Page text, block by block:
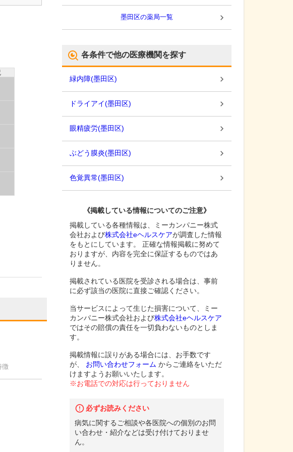
徴
墨田区の薬局一覧
各条件で他の医療機関を探す
緑内障(墨田区)
ドライアイ(墨田区)
眼精疲労(墨田区)
ぶどう膜炎(墨田区)
色覚異常(墨田区)
《掲載している情報についてのご注意》
掲載している各種情報は、ミーカンパニー株式
会社および株式会社eヘルスケアが調査した情報
をもとにしています。 正確な情報掲載に努めて
おりますが、内容を完全に保証するものではあ
りません。
掲載されている医院を受診される場合は、事前
に必ず該当の医院に直接ご確認ください。
当サービスによって生じた損害について、ミー
カンパニー株式会社および株式会社eヘルスケア
ではその賠償の責任を一切負わないものとしま
す。
掲載情報に誤りがある場合には、お手数です
が、
お問い合わせフォーム からご連絡をいただ
けますようお願いいたします。
※お電話での対応は行っておりません
必ずお読みください
病気に関するご相談や各医院への個別のお問
い合わせ・紹介などは受け付けておりませ
ん。